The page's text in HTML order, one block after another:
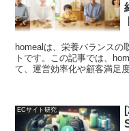
homealは、栄養バランスの
トです。この記事では、
て、運営効率化や顧客満足
ECサイト研究